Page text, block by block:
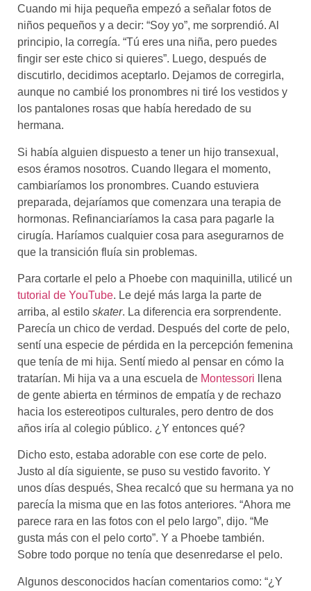
Cuando mi hija pequeña empezó a señalar fotos de
niños pequeños y a decir: “Soy yo”, me sorprendió. Al
principio, la corregía. “Tú eres una niña, pero puedes
fingir ser este chico si quieres”. Luego, después de
discutirlo, decidimos aceptarlo. Dejamos de corregirla,
aunque no cambié los pronombres ni tiré los vestidos y
los pantalones rosas que había heredado de su
hermana.
Si había alguien dispuesto a tener un hijo transexual,
esos éramos nosotros. Cuando llegara el momento,
cambiaríamos los pronombres. Cuando estuviera
preparada, dejaríamos que comenzara una terapia de
hormonas. Refinanciaríamos la casa para pagarle la
cirugía. Haríamos cualquier cosa para asegurarnos de
que la transición fluía sin problemas.
Para cortarle el pelo a Phoebe con maquinilla, utilicé un
tutorial de YouTube. Le dejé más larga la parte de
arriba, al estilo skater. La diferencia era sorprendente.
Parecía un chico de verdad. Después del corte de pelo,
sentí una especie de pérdida en la percepción femenina
que tenía de mi hija. Sentí miedo al pensar en cómo la
tratarían. Mi hija va a una escuela de Montessori llena
de gente abierta en términos de empatía y de rechazo
hacia los estereotipos culturales, pero dentro de dos
años iría al colegio público. ¿Y entonces qué?
Dicho esto, estaba adorable con ese corte de pelo.
Justo al día siguiente, se puso su vestido favorito. Y
unos días después, Shea recalcó que su hermana ya no
parecía la misma que en las fotos anteriores. “Ahora me
parece rara en las fotos con el pelo largo”, dijo. “Me
gusta más con el pelo corto”. Y a Phoebe también.
Sobre todo porque no tenía que desenredarse el pelo.
Algunos desconocidos hacían comentarios como: “¿Y